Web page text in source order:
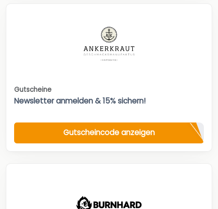
Gutscheine
Newsletter anmelden & 15% sichern!
Gutscheincode anzeigen